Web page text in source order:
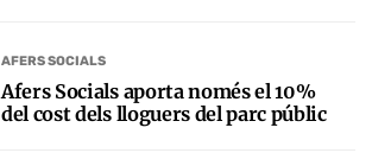
AFERS SOCIALS
Afers Socials aporta només el 10%
del cost dels lloguers del parc públic